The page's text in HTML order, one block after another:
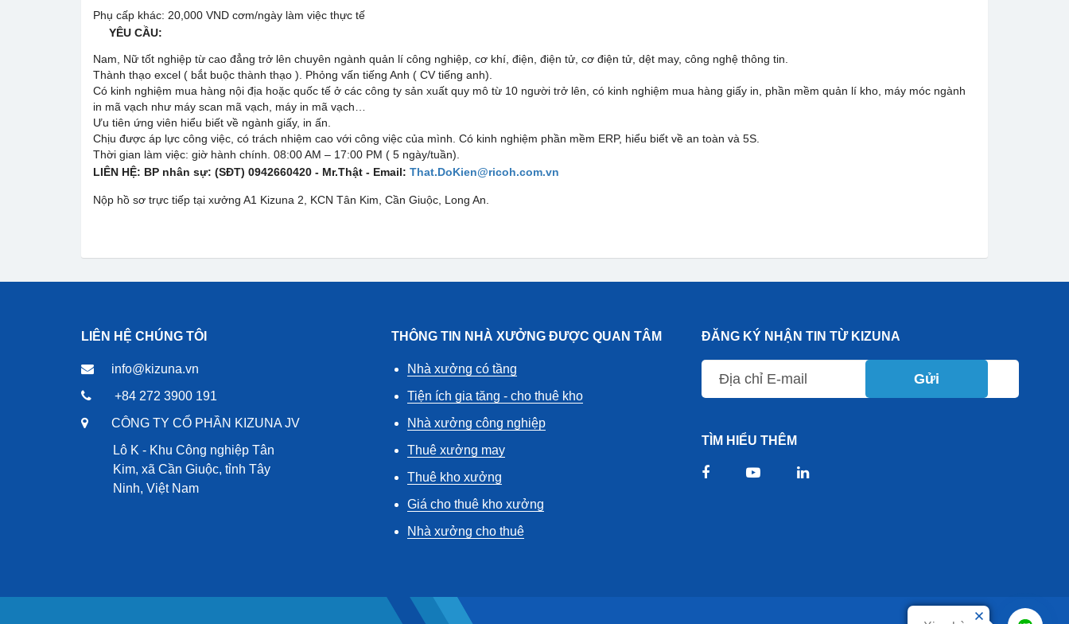
Phụ cấp khác: 20,000 VND cơm/ngày làm việc thực tế
YÊU CẦU:
Nam, Nữ tốt nghiệp từ cao đẳng trở lên chuyên ngành quản lí công nghiệp, cơ khí, điện, điện tử, cơ điện tử, dệt may, công nghệ thông tin.
Thành thạo excel ( bắt buộc thành thạo ). Phỏng vấn tiếng Anh ( CV tiếng anh).
Có kinh nghiệm mua hàng nội địa hoặc quốc tế ở các công ty sản xuất quy mô từ 10 người trở lên, có kinh nghiệm mua hàng giấy in, phần mềm quản lí kho, máy móc ngành
in mã vạch như máy scan mã vạch, máy in mã vạch…
Ưu tiên ứng viên hiểu biết về ngành giấy, in ấn.
Chịu được áp lực công việc, có trách nhiệm cao với công việc của mình. Có kinh nghiệm phần mềm ERP, hiểu biết về an toàn và 5S.
Thời gian làm việc: giờ hành chính. 08:00 AM – 17:00 PM ( 5 ngày/tuần).
LIÊN HỆ: BP nhân sự: (SĐT) 0942660420 - Mr.Thật - Email: That.DoKien@ricoh.com.vn
Nộp hồ sơ trực tiếp tại xưởng A1 Kizuna 2, KCN Tân Kim, Cần Giuộc, Long An.
LIÊN HỆ CHÚNG TÔI
info@kizuna.vn
+84 272 3900 191
CÔNG TY CỔ PHẦN KIZUNA JV
Lô K - Khu Công nghiệp Tân
Kim, xã Cần Giuộc, tỉnh Tây
Ninh, Việt Nam
THÔNG TIN NHÀ XƯỞNG ĐƯỢC QUAN TÂM
Nhà xưởng có tầng
Tiện ích gia tăng - cho thuê kho
Nhà xưởng công nghiệp
Thuê xưởng may
Thuê kho xưởng
Giá cho thuê kho xưởng
Nhà xưởng cho thuê
ĐĂNG KÝ NHẬN TIN TỪ KIZUNA
Gửi
TÌM HIỂU THÊM